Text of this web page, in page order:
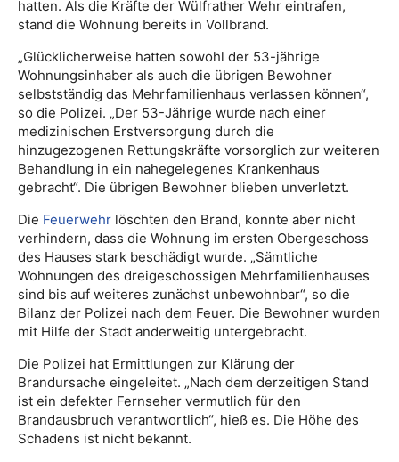
hatten. Als die Kräfte der Wülfrather Wehr eintrafen,
stand die Wohnung bereits in Vollbrand.
„Glücklicherweise hatten sowohl der 53-jährige
Wohnungsinhaber als auch die übrigen Bewohner
selbstständig das Mehrfamilienhaus verlassen können“,
so die Polizei. „Der 53-Jährige wurde nach einer
medizinischen Erstversorgung durch die
hinzugezogenen Rettungskräfte vorsorglich zur weiteren
Behandlung in ein nahegelegenes Krankenhaus
gebracht“. Die übrigen Bewohner blieben unverletzt.
Die Feuerwehr löschten den Brand, konnte aber nicht
verhindern, dass die Wohnung im ersten Obergeschoss
des Hauses stark beschädigt wurde. „Sämtliche
Wohnungen des dreigeschossigen Mehrfamilienhauses
sind bis auf weiteres zunächst unbewohnbar“, so die
Bilanz der Polizei nach dem Feuer. Die Bewohner wurden
mit Hilfe der Stadt anderweitig untergebracht.
Die Polizei hat Ermittlungen zur Klärung der
Brandursache eingeleitet. „Nach dem derzeitigen Stand
ist ein defekter Fernseher vermutlich für den
Brandausbruch verantwortlich“, hieß es. Die Höhe des
Schadens ist nicht bekannt.